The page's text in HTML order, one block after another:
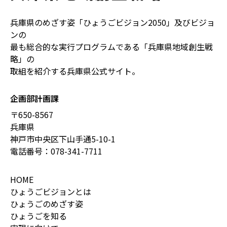
兵庫県のめざす姿「ひょうごビジョン2050」及びビジョ
ンの
最も総合的な実行プログラムである「兵庫県地域創生戦
略」の
取組を紹介する兵庫県公式サイト。
企画部計画課
〒650-8567
兵庫県
神戸市中央区下山手通5-10-1
電話番号： 078-341-7711
HOME
ひょうごビジョンとは
ひょうごのめざす姿
ひょうごを知る